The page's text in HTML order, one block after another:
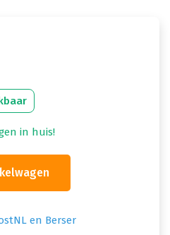
in huis!
en Berser